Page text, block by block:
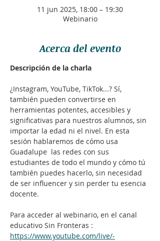
11 jun 2025, 18:00 – 19:30
Webinario
Acerca del evento
Descripción de la charla
¿Instagram, YouTube, TikTok...? Sí,
también pueden convertirse en
herramientas potentes, accesibles y
significativas para nuestros alumnos, sin
importar la edad ni el nivel. En esta
sesión hablaremos de cómo usa
Guadalupe  las redes con sus
estudiantes de todo el mundo y cómo tú
también puedes hacerlo, sin necesidad
de ser influencer y sin perder tu esencia
docente.
Para acceder al webinario, en el canal
educativo Sin Fronteras :
https://www.youtube.com/live/-